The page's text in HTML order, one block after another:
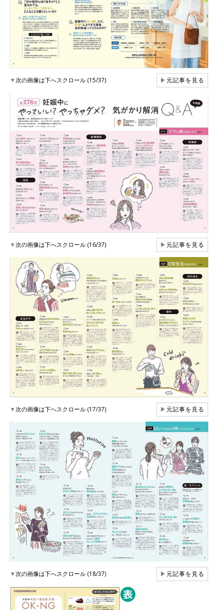
▼次の画像は下へスクロール (15/37) ▶元記事を見る
▼次の画像は下へスクロール (16/37) ▶元記事を見る
▼次の画像は下へスクロール (17/37) ▶元記事を見る
▼次の画像は下へスクロール (18/37) ▶元記事を見る